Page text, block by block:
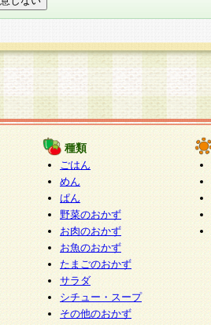
行われるよう監督します。
た開示対象個人情報の利用目的の通
停止・消去及び第三者への提供の禁止
じます。
info@pakusuku.com
取扱いについて同意をいただけない場
問い合わせ・ご相談への対応ができな
種類
ごはん
めん
ぱん
野菜のおかず
お肉のおかず
お魚のおかず
たまごのおかず
サラダ
シチュー・スープ
その他のおかず